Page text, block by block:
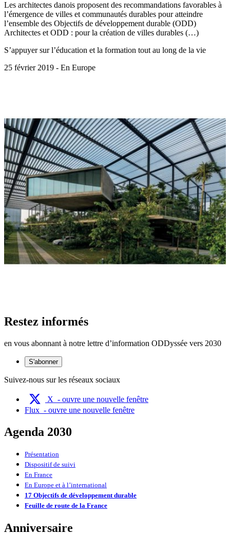
Les architectes danois proposent des recommandations favorables à
l’émergence de villes et communautés durables pour atteindre
l’ensemble des Objectifs de développement durable (ODD)
Architectes et ODD : pour la création de villes durables (…)
S’appuyer sur l’éducation et la formation tout au long de la vie
25 février 2019 - En Europe
Restez informés
en vous abonnant à notre lettre d’information ODDyssée vers 2030
S'abonner
Suivez-nous sur les réseaux sociaux
X - ouvre une nouvelle fenêtre
Flux - ouvre une nouvelle fenêtre
Agenda 2030
Présentation
Dispositif de suivi
En France
En Europe et à l’international
17 Objectifs de développement durable
Feuille de route de la France
Anniversaire